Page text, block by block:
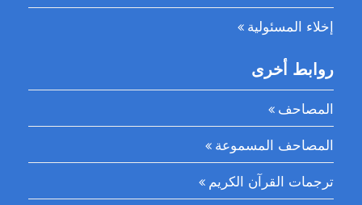
إخلاء المسئولية
روابط أخرى
المصاحف
المصاحف المسموعة
ترجمات القرآن الكريم